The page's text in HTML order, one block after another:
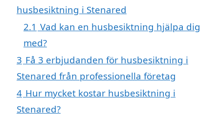
husbesiktning i Stenared
2.1 Vad kan en husbesiktning hjälpa dig
med?
3 Få 3 erbjudanden för husbesiktning i
Stenared från professionella företag
4 Hur mycket kostar husbesiktning i
Stenared?